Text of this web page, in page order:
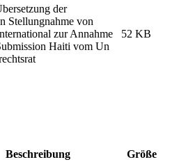
der
Stellungnahme von
zur Annahme
Haiti vom Un
52 KB
Beschreibung
Größe